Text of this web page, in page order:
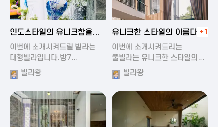
2024-11-19 01:35
인도스타일의 유니크함을
가진 풀빌라
이번에 소개시켜드릴 빌라는
대형빌라입니다.방7…
빌라왕
2024-11-19 00:45
유니크한 스타일의 아름다운
풀빌라
+1
이번에 소개시켜드리는
풀빌라는 유니크한 스타일의…
빌라왕